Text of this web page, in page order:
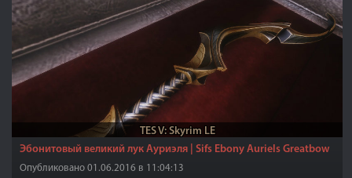
TES V: Skyrim LE
Эбонитовый великий лук Ауриэля | Sifs Ebony Auriels Greatbow
Опубликовано 01.06.2016 в 11:04:13